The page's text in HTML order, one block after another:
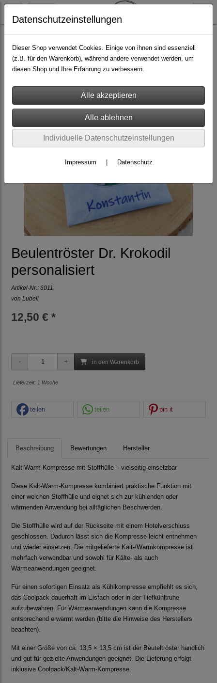
fürs Baby & Kind Beulentröster
Beulentröster Dr. Krokodil
personalisiert
Artikel-Nr.: 6011
von Lubeli
12,50 € *
in den Warenkorb
Lieferzeit: 1 Woche
teilen teilen pin it
Beschreibung Bewertungen Hersteller
Kalt-Warm-Kompresse mit Stoffhülle – vielseitig einsetzbar
Diese Kalt-Warm-Kompresse kombiniert praktische Funktion mit
einer weichen Stoffhülle und eignet sich zur kühlenden oder
wärmenden Anwendung bei alltäglichen Beschwerden.
Die Stoffhülle wird auf der Rückseite mit einem Hotelverschluss
geschlossen. Dadurch lässt sich die Kompresse leicht entnehmen
und wieder einsetzen. Die mitgelieferte Kalt-/Warmkompresse ist
mehrfach verwendbar und sowohl für Kälte- als auch
Wärmeanwendungen geeignet.
Für einen sofortigen Einsatz als Kühlkompresse empfiehlt es sich,
das Coolpack dauerhaft im Eisfach oder in der Tiefkühltruhe
aufzubewahren. Für Wärmeanwendungen kann die Kompresse
entsprechend erwärmt werden (bitte die Hinweise des Herstellers
beachten).
Mit einer Größe von ca. 13,5 × 13,5 cm ist der Beuteltröster handlich
und gut für gezielte Anwendungen geeignet. Die Lieferung erfolgt
inklusive Coolpack/Kalt-Warm-Kompresse.
Datenschutzeinstellungen
Dieser Shop verwendet Cookies. Einige von ihnen sind essenziell
(z.B. für den Warenkorb), während andere verwendet werden, um
diesen Shop und Ihre Erfahrung zu verbessern.
Individuelle Datenschutzeinstellungen
Impressum Datenschutz